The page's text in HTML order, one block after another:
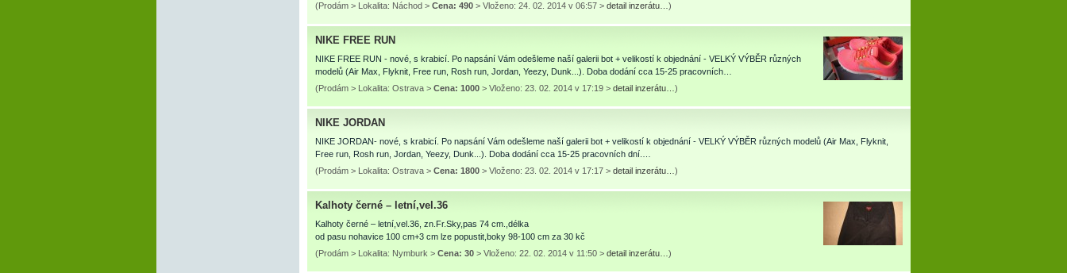
(Prodám > Lokalita: Náchod > Cena: 490 > Vloženo: 24. 02. 2014 v 06:57 > detail inzerátu… )
NIKE FREE RUN
NIKE FREE RUN - nové, s krabicí. Po napsání Vám odešleme naší galerii bot + velikostí k objednání - VELKÝ VÝBĚR různých
modelů (Air Max, Flyknit, Free run, Rosh run, Jordan, Yeezy, Dunk...). Doba dodání cca 15-25 pracovních…
(Prodám > Lokalita: Ostrava > Cena: 1000 > Vloženo: 23. 02. 2014 v 17:19 > detail inzerátu… )
NIKE JORDAN
NIKE JORDAN- nové, s krabicí. Po napsání Vám odešleme naší galerii bot + velikostí k objednání - VELKÝ VÝBĚR různých modelů (Air Max, Flyknit,
Free run, Rosh run, Jordan, Yeezy, Dunk...). Doba dodání cca 15-25 pracovních dní.…
(Prodám > Lokalita: Ostrava > Cena: 1800 > Vloženo: 23. 02. 2014 v 17:17 > detail inzerátu… )
Kalhoty černé – letní,vel.36
Kalhoty černé – letní,vel.36, zn.Fr.Sky,pas 74 cm.,délka
od pasu nohavice 100 cm+3 cm lze popustit,boky 98-100 cm za 30 kč
(Prodám > Lokalita: Nymburk > Cena: 30 > Vloženo: 22. 02. 2014 v 11:50 > detail inzerátu… )